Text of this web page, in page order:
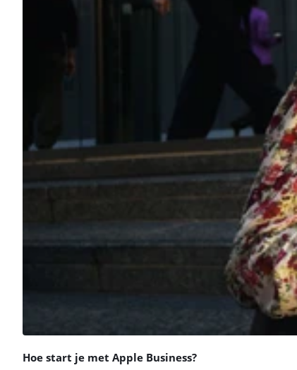
Hoe start je met Apple Business?